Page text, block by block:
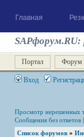
Главная
SAPфорум.RU:
Портал Форум
Вход
Просмотр нерешенных
Сообщения без ответов |
Список форумов »